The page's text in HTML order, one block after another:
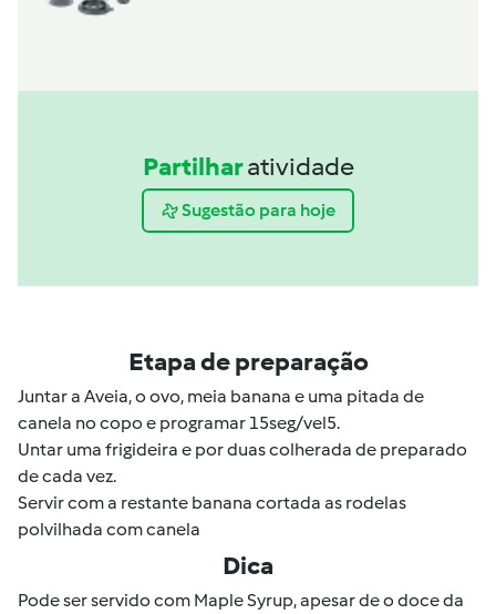
Partilharatividade
Sugestão para hoje
Etapa de preparação
Juntar a Aveia, o ovo, meia banana e uma pitada de
canela no copo e programar 15seg/vel5.
Untar uma frigideira e por duas colherada de preparado
de cada vez.
Servir com a restante banana cortada as rodelas
polvilhada com canela
Dica
Pode ser servido com Maple Syrup, apesar de o doce da